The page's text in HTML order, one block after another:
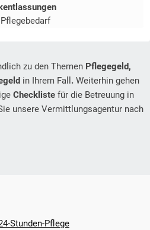
zu den Themen Pflegegeld,
in Ihrem Fall . Weiterhin gehen
Checkliste für die Betreuung in
unsere Vermittlungsagentur nach
Stunden-Pflege